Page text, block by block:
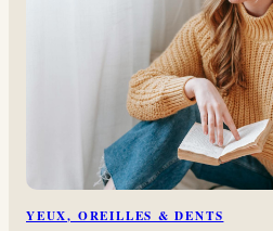
YEUX, OREILLES & DENTS